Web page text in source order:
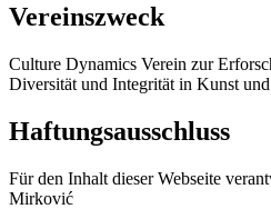
Vereinszweck
Culture Dynamics Verein zur
Diversität und Integrität in Kunst
Haftungsausschluss
Für den Inhalt dieser Webseite
Mirković